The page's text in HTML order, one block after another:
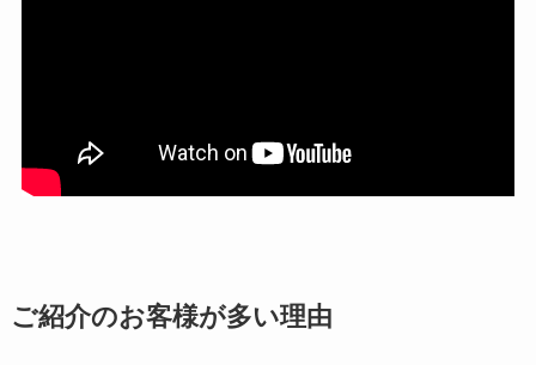
ご紹介のお客様が多い理由